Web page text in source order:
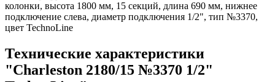
колонки, высота 1800 мм, 15 секций, длина 690 мм, нижнее
подключение слева, диаметр подключения 1/2", тип №3370,
цвет TechnoLine
Технические характеристики
"Charleston 2180/15 №3370 1/2"